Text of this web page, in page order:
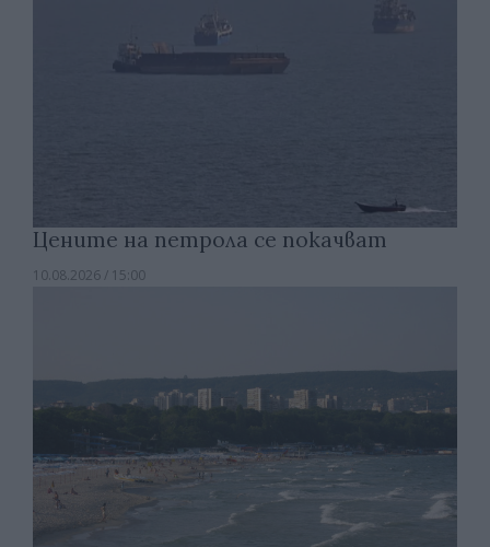
Цените на петрола се покачват
10.08.2026 / 15:00